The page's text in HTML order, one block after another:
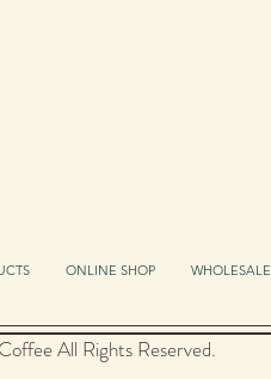
ONLINE SHOP WHOLESALE
All Rights Reserved.